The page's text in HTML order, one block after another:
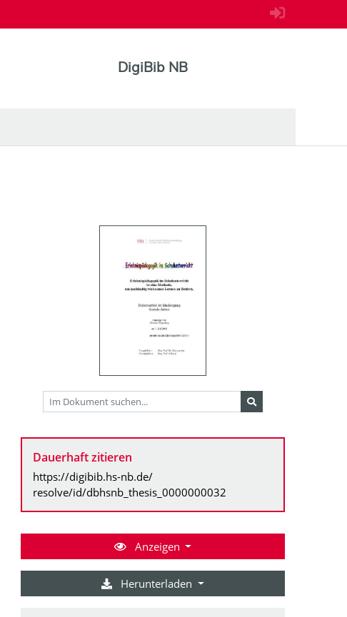
DigiBib NB
Dauerhaft zitieren
https://digibib.hs-nb.de/
resolve/id/dbhsnb_thesis_0000000032
Anzeigen
Herunterladen